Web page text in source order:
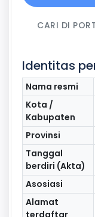
CARI DI
Identitas
Nama resmi
Kota /
Kabupaten
Provinsi
Tanggal
berdiri (Akta)
Asosiasi
Alamat
terdaftar